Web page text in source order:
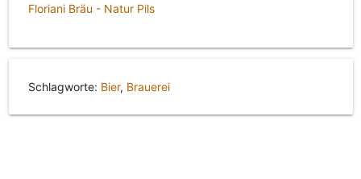
Floriani Bräu - Natur Pils
Schlagworte: Bier, Brauerei